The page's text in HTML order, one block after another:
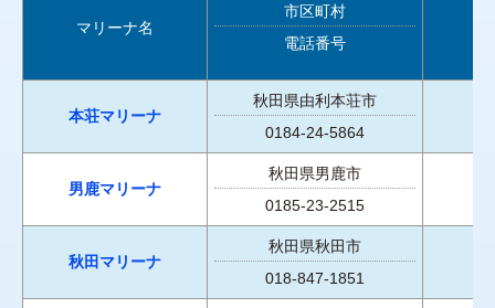
マリーナ名
市区町村
電話番号
本荘マリーナ
秋田県由利本荘市
0184-24-5864
男鹿マリーナ
秋田県男鹿市
0185-23-2515
秋田マリーナ
秋田県秋田市
018-847-1851